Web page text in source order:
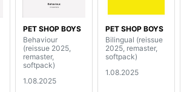
PET SHOP BOYS
Behaviour
(reissue 2025,
remaster,
softpack)
1.08.2025
PET SHOP BOYS
Bilingual (reissue
2025, remaster,
softpack)
1.08.2025